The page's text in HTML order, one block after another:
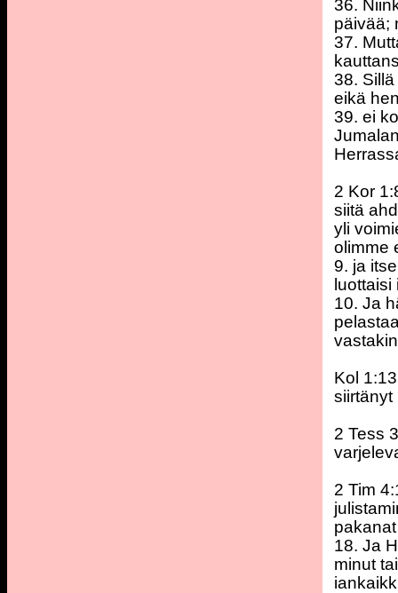
36.
päivää;
37.
38.
eikä
39. ei
2 Kor
siitä
yli
olimme
9. ja
10. Ja
Kol
2 Tess
2 Tim
18. Ja
minut